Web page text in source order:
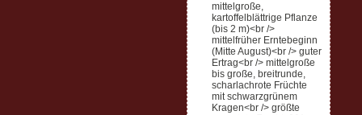
mittelgroße,
kartoffelblättrige Pflanze
(bis 2 m)<br />
mittelfrüher Erntebeginn
(Mitte August)<br /> guter
Ertrag<br /> mittelgroße
bis große, breitrunde,
scharlachrote Früchte
mit schwarzgrünem
Kragen<br /> größte